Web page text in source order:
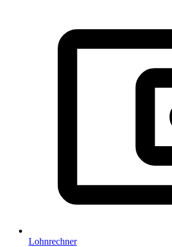
Lohnrechner